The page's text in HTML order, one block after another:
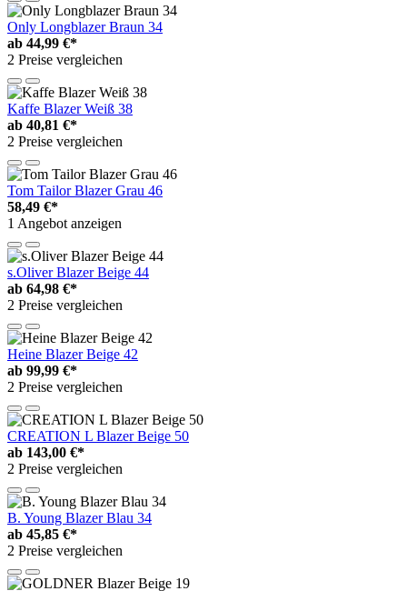
Only Longblazer Braun 34
ab 44,99 €*
2 Preise vergleichen
Kaffe Blazer Weiß 38
ab 40,81 €*
2 Preise vergleichen
Tom Tailor Blazer Grau 46
58,49 €*
1 Angebot anzeigen
s.Oliver Blazer Beige 44
ab 64,98 €*
2 Preise vergleichen
Heine Blazer Beige 42
ab 99,99 €*
2 Preise vergleichen
CREATION L Blazer Beige 50
ab 143,00 €*
2 Preise vergleichen
B. Young Blazer Blau 34
ab 45,85 €*
2 Preise vergleichen